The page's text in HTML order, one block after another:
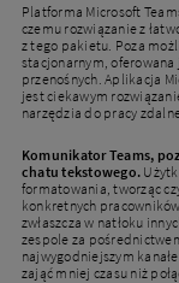
Platforma Microsoft
czemu rozwiązanie z
z tego pakietu. Poza
stacjonarnym,
przenośnych. Aplikacja
jest ciekawym
narzędzia do pracy
Komunikator Teams,
chatu tekstowego.
formatowania, tworząc
konkretnych
zwłaszcza w natłoku
zespole za
najwygodniejszym
zająć mniej czasu niż